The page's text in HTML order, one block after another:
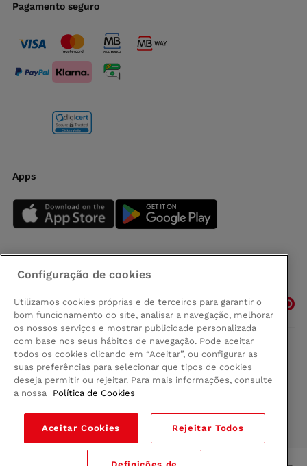
Pagamento seguro
Apps
Siga-nos
© 2026 Conforama
Comprar na Madeira
Política de privacidad
Termos e Condições
Configuração de cookies
Utilizamos cookies próprias e de terceiros para garantir o
bom funcionamento do site, analisar a navegação, melhorar
os nossos serviços e mostrar publicidade personalizada
com base nos seus hábitos de navegação. Pode aceitar
todos os cookies clicando em “Aceitar”, ou configurar as
suas preferências para selecionar que tipos de cookies
deseja permitir ou rejeitar. Para mais informações, consulte
a nossa
Política de Cookies
Aceitar Cookies Rejeitar Todos